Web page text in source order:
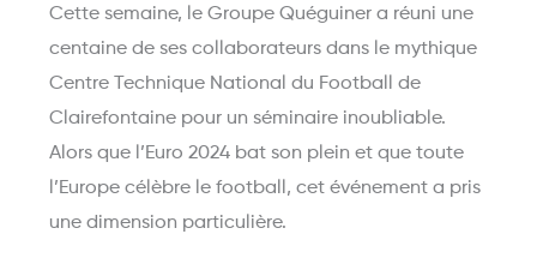
Cette semaine, le Groupe Quéguiner a réuni une
centaine de ses collaborateurs dans le mythique
Centre Technique National du Football de
Clairefontaine pour un séminaire inoubliable.
Alors que l’Euro 2024 bat son plein et que toute
l’Europe célèbre le football, cet événement a pris
une dimension particulière.